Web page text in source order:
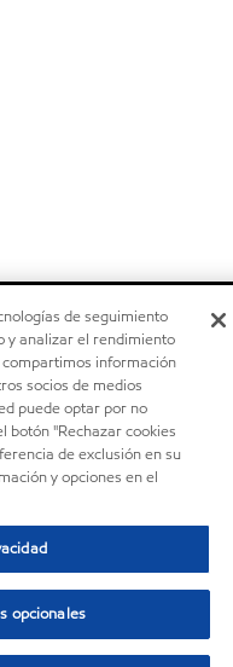
de seguimiento
y analizar el rendimiento
información
socios de medios
puede optar por no
"Rechazar cookies
de exclusión en su
y opciones en el
opcionales